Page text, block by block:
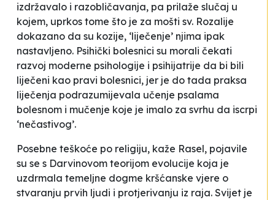
izdržavalo i razobličavanja, pa prilaže slučaj u
kojem, uprkos tome što je za mošti sv. Rozalije
dokazano da su kozije, ‘liječenje’ njima ipak
nastavljeno. Psihički bolesnici su morali čekati
razvoj moderne psihologije i psihijatrije da bi bili
liječeni kao pravi bolesnici, jer je do tada praksa
liječenja podrazumijevala učenje psalama
bolesnom i mučenje koje je imalo za svrhu da iscrpi
‘nečastivog’.
Posebne teškoće po religiju, kaže Rasel, pojavile
su se s Darvinovom teorijom evolucije koja je
uzdrmala temeljne dogme kršćanske vjere o
stvaranju prvih ljudi i protjerivanju iz raja. Svijet je